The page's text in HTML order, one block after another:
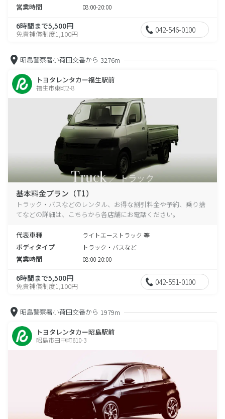
営業時間 08:00-20:00
6時間まで5,500円
免責補償制度1,100円 042-546-0100
昭島警察署小荷田交番から 3276m
トヨタレンタカー福生駅前
福生市東町2-8
基本料金プラン（T1）
トラック・バスなどのレンタル、お得な割引料金や予約、乗り捨
てなどの詳細は、こちらから各店舗にお電話ください。
代表車種 ライトエーストラック 等
ボディタイプ トラック・バスなど
営業時間 08:00-20:00
6時間まで5,500円
免責補償制度1,100円 042-551-0100
昭島警察署小荷田交番から 1979m
トヨタレンタカー昭島駅前
昭島市田中町610-3